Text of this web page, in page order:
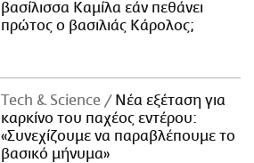
βασίλισσα Καμίλα εάν πεθάνει
πρώτος ο βασιλιάς Κάρολος;
Τech & Science
Νέα εξέταση για
καρκίνο του παχέος εντέρου:
«Συνεχίζουμε να παραβλέπουμε το
βασικό μήνυμα»